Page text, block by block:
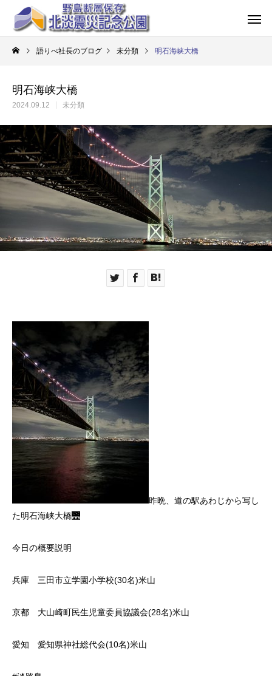
語りべ社長のブログ 未分類 明石海峡大橋
明石海峡大橋
2024.09.12 未分類
昨晩、道の駅あわじから写し
た明石海峡大橋🌉
今日の概要説明
兵庫 三田市立学園小学校(30名)米山
京都 大山崎町民生児童委員協議会(28名)米山
愛知 愛知県神社総代会(10名)米山